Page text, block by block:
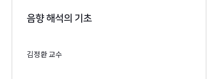
음향 해석의 기초
김정환 교수